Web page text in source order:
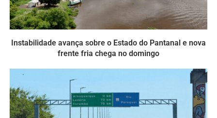
Instabilidade avança sobre o Estado do Pantanal e nova
frente fria chega no domingo